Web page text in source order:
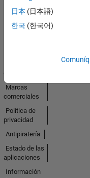
日本 (日本語)
한국 (한국어)
América
confianza
Marcas
comerciales
Política de
privacidad
Antipiratería
Estado de las
aplicaciones
Información